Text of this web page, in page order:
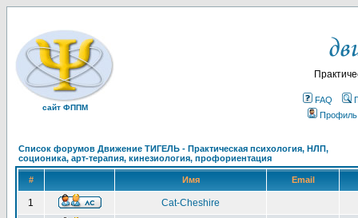
сайт ФППМ
FAQ
Профиль
Список форумов Движение ТИГЕЛЬ - Практическая психология, НЛП,
соционика, арт-терапия, кинезиология, профориентация
# Имя Email
1 Cat-Cheshire